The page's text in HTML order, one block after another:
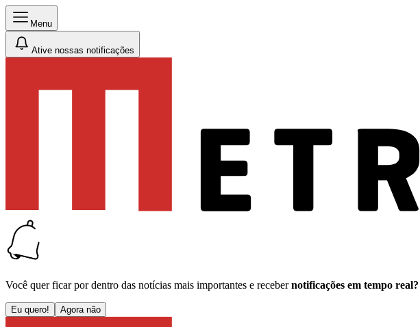
Menu
Ative nossas notificações
Você quer ficar por dentro das notícias mais importantes e receber notificações em tempo real?
Eu quero! Agora não